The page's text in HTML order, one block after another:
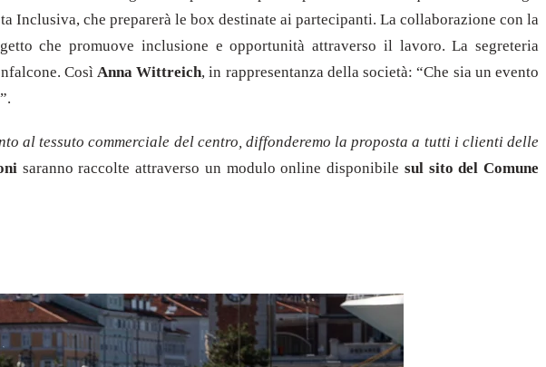
Inclusiva, che preparerà le box destinate ai partecipanti. La collaborazione con la
che promuove inclusione e opportunità attraverso il lavoro. La segreteria
CosìAnna Wittreich, in rappresentanza della società: “Che sia un evento
al tessuto commerciale del centro, diffonderemo la proposta a tutti i clienti delle
saranno raccolte attraverso un modulo online disponibile sul sito del Comune